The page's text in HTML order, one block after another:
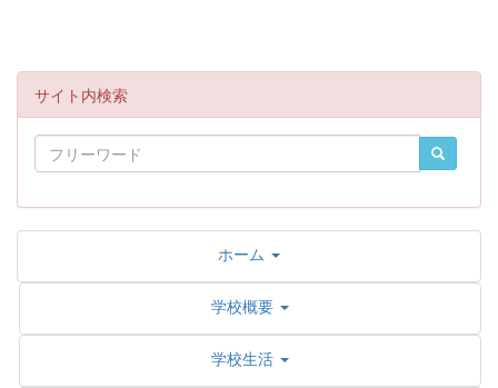
サイト内検索
ホーム
学校概要
学校生活